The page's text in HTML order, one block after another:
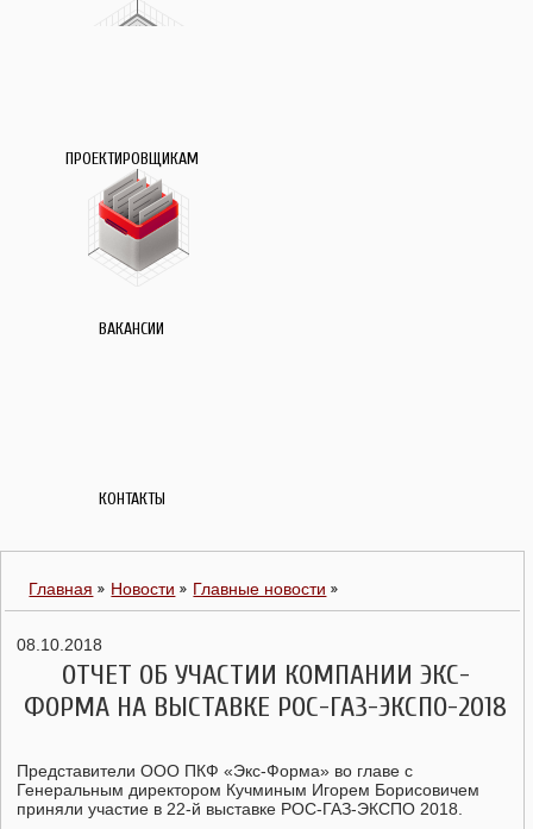
ПРОЕКТИРОВЩИКАМ
ВАКАНСИИ
КОНТАКТЫ
Главная Новости Главные новости
08.10.2018
ОТЧЕТ ОБ УЧАСТИИ КОМПАНИИ ЭКС-
ФОРМА НА ВЫСТАВКЕ РОС-ГАЗ-ЭКСПО-2018
Представители ООО ПКФ «Экс-Форма» во главе с
Генеральным директором Кучминым Игорем Борисовичем
приняли участие в 22-й выставке РОС-ГАЗ-ЭКСПО 2018.